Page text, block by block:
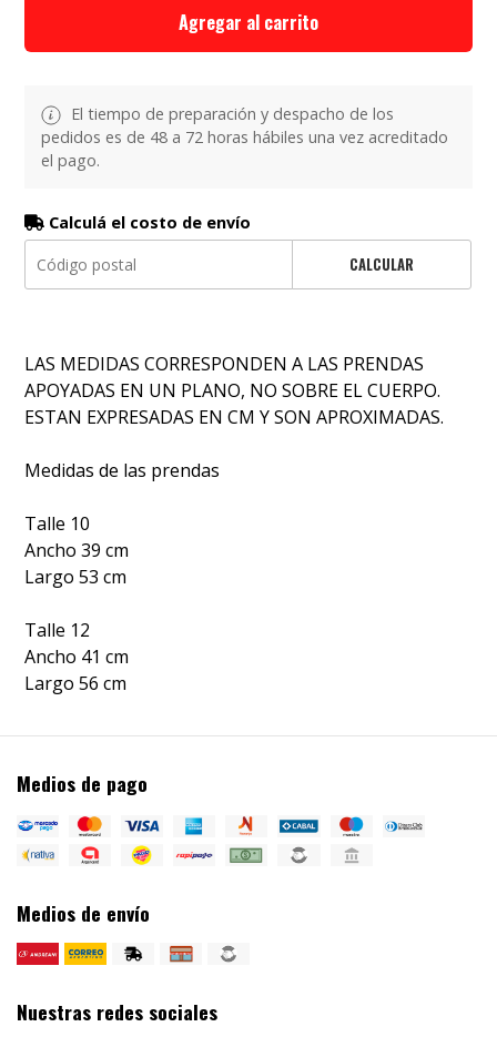
Agregar al carrito
El tiempo de preparación y despacho de los
pedidos es de 48 a 72 horas hábiles una vez acreditado
el pago.
Calculá el costo de envío
CALCULAR
LAS MEDIDAS CORRESPONDEN A LAS PRENDAS
APOYADAS EN UN PLANO, NO SOBRE EL CUERPO.
ESTAN EXPRESADAS EN CM Y SON APROXIMADAS.
Medidas de las prendas
Talle 10
Ancho 39 cm
Largo 53 cm
Talle 12
Ancho 41 cm
Largo 56 cm
Medios de pago
Medios de envío
Nuestras redes sociales